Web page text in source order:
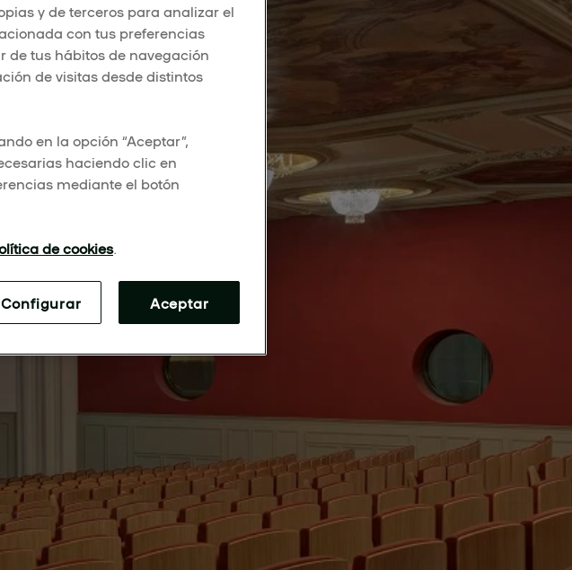
y de terceros para analizar el
con tus preferencias
de tus hábitos de navegación
de visitas desde distintos
en la opción “Aceptar”,
haciendo clic en
mediante el botón
de cookies.
Aceptar
Configurar